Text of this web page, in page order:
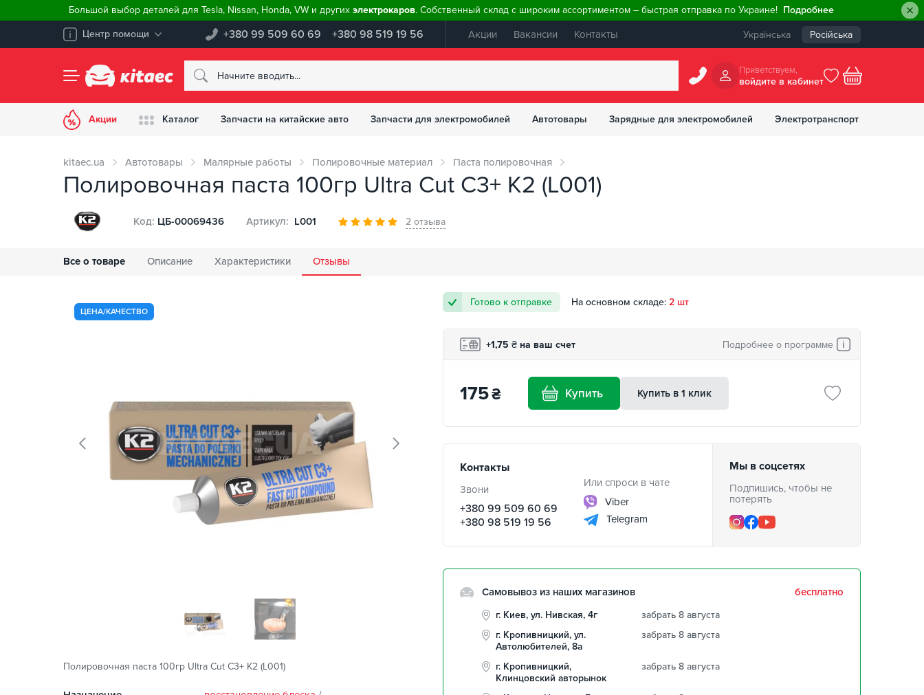
Большой выбор деталей для Tesla, Nissan, Honda, VW и других электрокаров. Собственный склад с широким ассортиментом – быстрая отправка по Украине! Подробнее
Центр помощи +380 99 509 60 69 +380 98 519 19 56 Акции Вакансии Контакты Українська Російська
Приветствуем,
войдите в кабинет
Акции Каталог Запчасти на китайские авто Запчасти для электромобилей Автотовары Зарядные для электромобилей Электротранспорт
kitaec.ua Автотовары Малярные работы Полировочные материал Паста полировочная
Полировочная паста 100гр Ultra Cut С3+ K2 (L001)
Все о товаре Описание Характеристики Отзывы
2 отзыва
Код: ЦБ-00069436 Артикул: L001
ЦЕНА/КАЧЕСТВО
Полировочная паста 100гр Ultra Cut С3+ K2 (L001)
Готово к отправке На основном складе: 2 шт
+1,75 ₴ на ваш счет Подробнее о программе
175₴ Купить Купить в 1 клик
Контакты
Звони
+380 99 509 60 69
+380 98 519 19 56
Или спроси в чате
Viber
Telegram
Мы в соцсетях
Подпишись, чтобы не
потерять
Самовывоз из наших магазинов бесплатно
г. Киев, ул. Нивская, 4г
забрать 8 августа
г. Кропивницкий, ул.
Автолюбителей, 8а
забрать 8 августа
г. Кропивницкий,
Клинцовский авторынок
забрать 8 августа